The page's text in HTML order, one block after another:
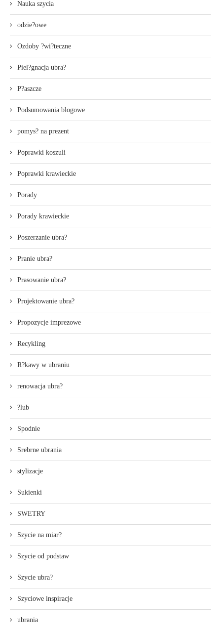
Nauka szycia
odzie?owe
Ozdoby ?wi?teczne
Piel?gnacja ubra?
P?aszcze
Podsumowania blogowe
pomys? na prezent
Poprawki koszuli
Poprawki krawieckie
Porady
Porady krawieckie
Poszerzanie ubra?
Pranie ubra?
Prasowanie ubra?
Projektowanie ubra?
Propozycje imprezowe
Recykling
R?kawy w ubraniu
renowacja ubra?
?lub
Spodnie
Srebrne ubrania
stylizacje
Sukienki
SWETRY
Szycie na miar?
Szycie od podstaw
Szycie ubra?
Szyciowe inspiracje
ubrania